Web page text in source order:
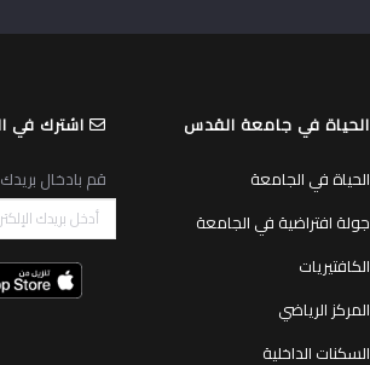
الحياة في جامعة القدس
الحياة في الجامعة
جولة افتراضية في الجامعة
الكافتيريات
المركز الرياضي
السكنات الداخلية
اشترك في
قم بادخال بريدك